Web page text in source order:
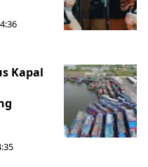
Kapal